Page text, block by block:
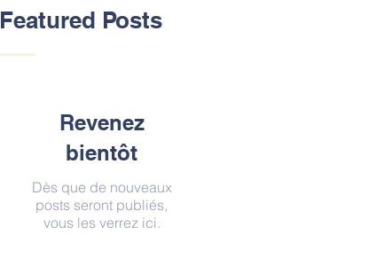
Featured Posts
Revenez
bientôt
Dès que de nouveaux
posts seront publiés,
vous les verrez ici.